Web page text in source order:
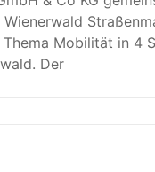
Wienerwald
Mobilität in 4
Der